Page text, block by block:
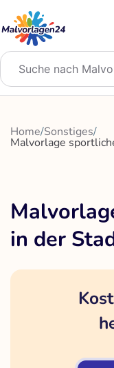
Inhalt
springen
Home/Sonstiges/
Malvorlage
in der